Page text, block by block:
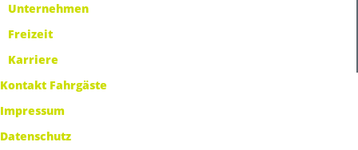
Unternehmen
Freizeit
Karriere
Kontakt Fahrgäste
Impressum
Datenschutz